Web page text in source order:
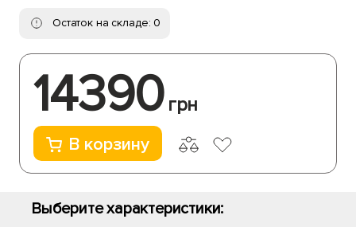
Остаток на складе: 0
14390 грн
В корзину
Выберите характеристики: